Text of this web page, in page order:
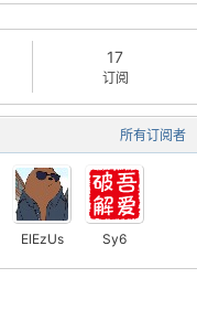
17
订阅
所有订阅者
ElEzUs Sy6